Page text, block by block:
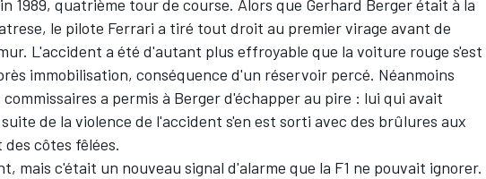
1989, quatrième tour de course. Alors que Gerhard Bergerétait à la
le pilote Ferrari a tiré tout droit au premier virage avant de
L'accident a été d'autant plus effroyable que la voiture rouge s'est
immobilisation, conséquence d'un réservoir percé. Néanmoins
a permis à Berger d'échapper au pire : lui qui avait
de la violence de l'accident s'en est sorti avec des brûlures aux
côtes fêlées.
mais c'était un nouveau signal d'alarme que la F1 ne pouvait ignorer.